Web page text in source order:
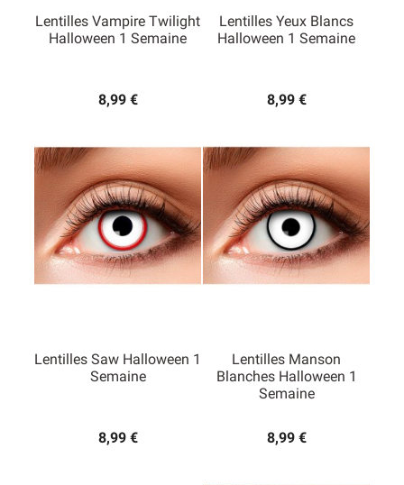
Lentilles Vampire Twilight
Halloween 1 Semaine
8,99 €
Lentilles Yeux Blancs
Halloween 1 Semaine
8,99 €
Lentilles Saw Halloween 1
Semaine
8,99 €
Lentilles Manson
Blanches Halloween 1
Semaine
8,99 €